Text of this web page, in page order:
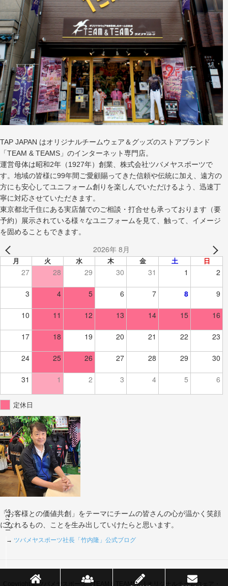
Scroll
TAP JAPAN はオリジナルチームウェア＆グッズのストアブランド
「TEAM & TEAMS」のインターネット専門店。
運営母体は昭和2年（1927年）創業、株式会社ツバメヤスポーツで
す。地域の皆様に99年間ご愛顧賜ってきた信頼や伝統に加え、遠方の
方にも安心してユニフォーム創りを楽しんでいただけるよう、迅速丁
寧に対応させていただきます。
東京都北千住にある実店舗でのご相談・打合せも承っております（要
予約）展示されている様々なユニフォームを見て、触って、イメージ
を固めることもできます。
2026年 8月
月 火 水 木 金 土 日
27 28 29 30 31 1 2
3 4 5 6 7 8 9
10 11 12 13 14 15 16
17 18 19 20 21 22 23
24 25 26 27 28 29 30
31 1 2 3 4 5 6
定休日
「お客様との価値共創」をテーマにチームの皆さんの心が温かく笑顔
になれるもの、ことを生み出していけたらと思います。
→ ツバメヤスポーツ社長「竹内隆」公式ブログ
Copyright © ツバメヤスポーツ（TEAM＆TEAMS） | オリジナルチームウェア・